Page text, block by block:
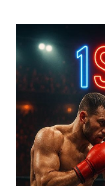
8 лет
Бои ММА